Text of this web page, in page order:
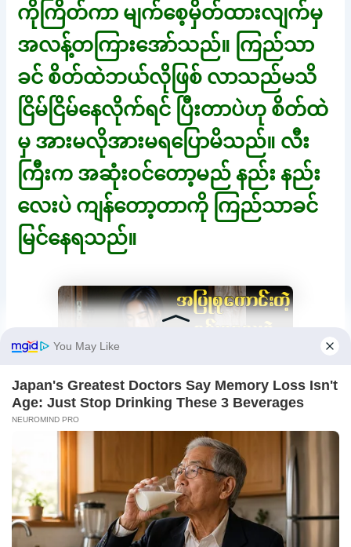
ကိုကြိတ်ကာ မျက်စေ့မှိတ်ထားလျက်မှ
အလန့်တကြားအော်သည်။ ကြည်သာ
ခင် စိတ်ထဲဘယ်လိုဖြစ် လာသည်မသိ
ငြိမ်ငြိမ်နေလိုက်ရင် ပြီးတာပဲဟု စိတ်ထဲ
မှ အားမလိုအားမရပြောမိသည်။ လီး
ကြီးက အဆုံးဝင်တော့မည် နည်း နည်း
လေးပဲ ကျန်တော့တာကို ကြည်သာခင်
မြင်နေရသည်။
“ ဗြစ်…ဘွတ်…ပြွတ်…ဖွတ်….” “ အမ